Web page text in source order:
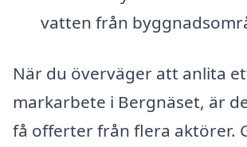
vatten från
När du överväger att anlita
markarbete i Bergnäset, är
få offerter från flera aktörer.